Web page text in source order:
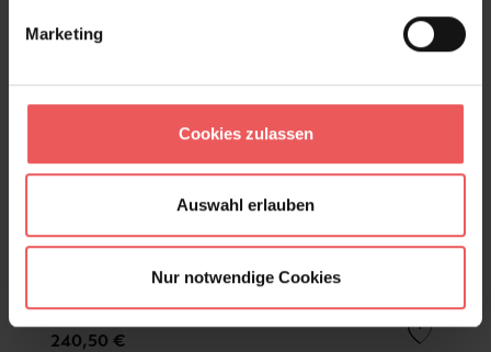
Marketing
Cookies zulassen
Auswahl erlauben
Nur notwendige Cookies
Frock, pink
240,50 €